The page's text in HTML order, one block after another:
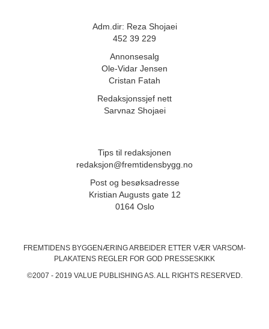
Adm.dir: Reza Shojaei
452 39 229
Annonsesalg
Ole-Vidar Jensen
Cristan Fatah
Redaksjonssjef nett
Sarvnaz Shojaei
Tips til redaksjonen
redaksjon@fremtidensbygg.no
Post og besøksadresse
Kristian Augusts gate 12
0164 Oslo
FREMTIDENS BYGGENÆRING ARBEIDER ETTER VÆR VARSOM-
PLAKATENS REGLER FOR GOD PRESSESKIKK
©2007 - 2019 VALUE PUBLISHING AS. ALL RIGHTS RESERVED.